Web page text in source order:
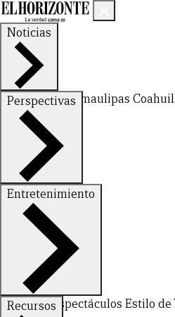
Noticias
Nuevo LeónTamaulipas
Perspectivas
FinanzasOpinión
Entretenimiento
DeportesEspectáculos Estilo de
Recursos